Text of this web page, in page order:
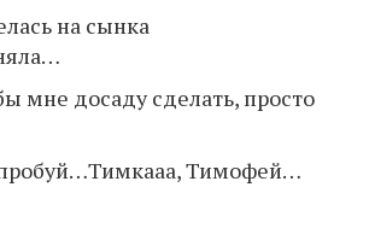
на сынка
мне досаду сделать, просто
Тимофей…